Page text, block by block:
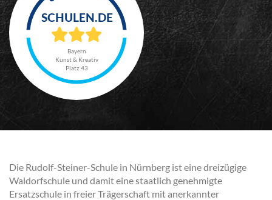
Bayern
Kunst & Kreativ
Platz 43
Die Rudolf-Steiner-Schule in Nürnberg ist eine dreizügige
Waldorfschule und damit eine staatlich genehmigte
Ersatzschule in freier Trägerschaft mit anerkannter